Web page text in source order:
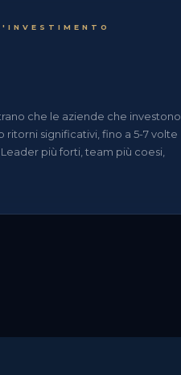
che le aziende che investono
significativi, fino a 5-7 volte
più forti, team più coesi,